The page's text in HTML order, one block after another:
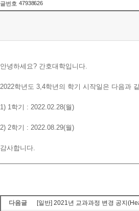
글번호 47938626
안녕하세요? 간호대학입니다.
2022학년도 3,4학년의 학기 시작일은 다음과
1) 1학기 : 2022.02.28(월)
2) 2학기 : 2022.08.29(월)
감사합니다.
다음글
[일반] 2021년 교과과정 변경 공지